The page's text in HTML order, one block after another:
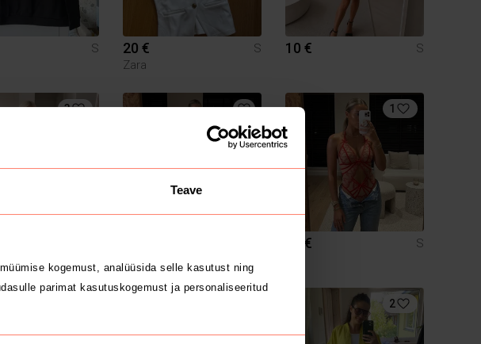
Teave
kogemust, analüüsida selle kasutust ning
parimat kasutuskogemust ja personaliseeritud
S 20 €
S
Zara
10 € S
3 1
25 € S
2